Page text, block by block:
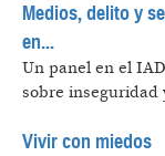
Medios, delito y
en...
Un panel en el
sobre
Vivir con miedos